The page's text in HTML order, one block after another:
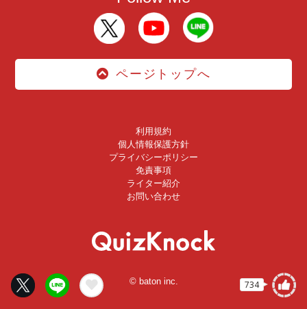
734
ページトップへ
利用規約
個人情報保護方針
プライバシーポリシー
免責事項
ライター紹介
お問い合わせ
© baton inc.